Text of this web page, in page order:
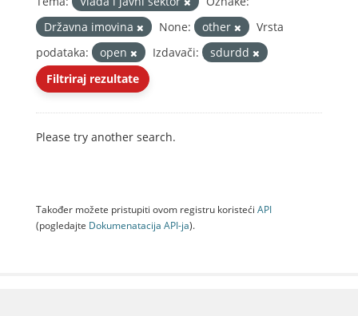
Državna imovina
None: other
Vrsta
podataka:
open Izdavači:
sdurdd
Filtriraj rezultate
Please try another search.
Također možete pristupiti ovom registru koristeći API
(pogledajte Dokumenаtаcijа API-jа).